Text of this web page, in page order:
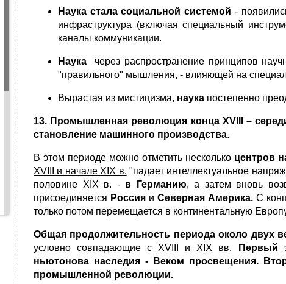
Наука стала социальной системой -
инфраструктура (включая специальный
каналы коммуникации.
Наука через распространение принципов
"правильного" мышления, - влияющей на
Вырастая из мистицизма, наука постепенно
13. Промышленная революция конца XVIII –
становление машинного производства.
В этом периоде можно отметить несколько центров
XVIII и начале XIX в. "падает интеллектуальное
половине XIX в. - в Германию, а затем вновь
присоединяется Россияи Северная Америка.С
только потом перемещается в континентальную
Общая продолжительность периода около двух
условно совпадающие с XVIII и XIX вв.
Первый
ньютонова наследия - Веком просвещения.
промышленной революции.